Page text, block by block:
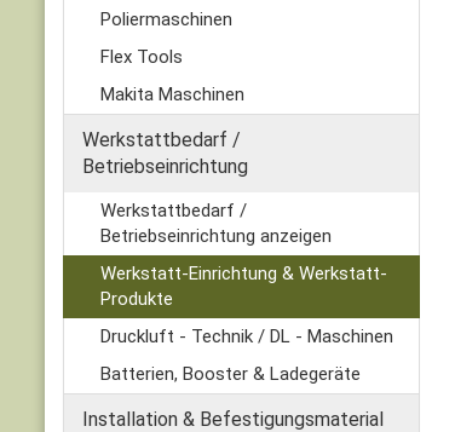
Poliermaschinen
Flex Tools
Makita Maschinen
Werkstattbedarf /
Betriebseinrichtung
Werkstattbedarf /
Betriebseinrichtung anzeigen
Werkstatt-Einrichtung & Werkstatt-
Produkte
Druckluft - Technik / DL - Maschinen
Batterien, Booster & Ladegeräte
Installation & Befestigungsmaterial